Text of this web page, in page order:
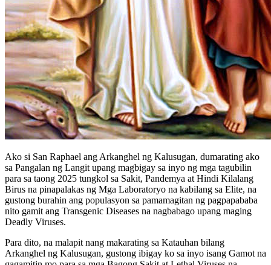
Ako si San Raphael ang Arkanghel ng Kalusugan, dumarating ako
sa Pangalan ng Langit upang magbigay sa inyo ng mga tagubilin
para sa taong 2025 tungkol sa Sakit, Pandemya at Hindi Kilalang
Birus na pinapalakas ng Mga Laboratoryo na kabilang sa Elite, na
gustong burahin ang populasyon sa pamamagitan ng pagpapababa
nito gamit ang Transgenic Diseases na nagbabago upang maging
Deadly Viruses.
Para dito, na malapit nang makarating sa Katauhan bilang
Arkanghel ng Kalusugan, gustong ibigay ko sa inyo isang Gamot na